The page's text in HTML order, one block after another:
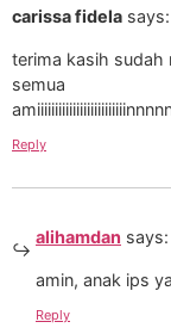
carissa fidela says:
terima kasih sudah
semua
Reply
alihamdan says:
amin, anak ips ya
Reply